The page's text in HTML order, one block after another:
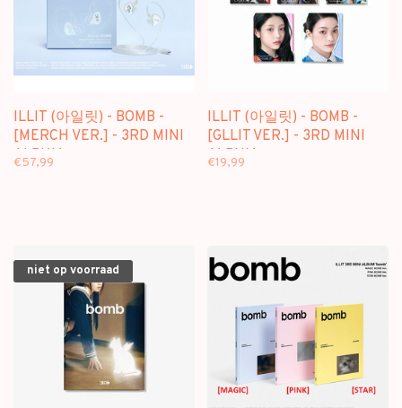
ILLIT (아일릿) - BOMB -
[MERCH VER.] - 3RD MINI
ALBUM
€57,99
ILLIT (아일릿) - BOMB -
[GLLIT VER.] - 3RD MINI
ALBUM
€19,99
niet op voorraad